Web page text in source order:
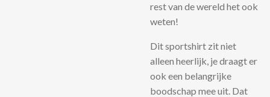
rest van de wereld het ook
weten!
Dit sportshirt zit niet
alleen heerlijk, je draagt er
ook een belangrijke
boodschap mee uit. Dat